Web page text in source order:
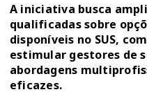
A iniciativa busca
qualificadas sobre
disponíveis no SUS,
estimular gestores de
abordagens
eficazes.